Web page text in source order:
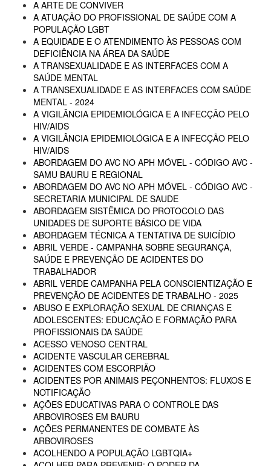
A ARTE DE CONVIVER
A ATUAÇÃO DO PROFISSIONAL DE SAÚDE COM A
POPULAÇÃO LGBT
A EQUIDADE E O ATENDIMENTO ÀS PESSOAS COM
DEFICIÊNCIA NA ÁREA DA SAÚDE
A TRANSEXUALIDADE E AS INTERFACES COM A
SAÚDE MENTAL
A TRANSEXUALIDADE E AS INTERFACES COM SAÚDE
MENTAL - 2024
A VIGILÂNCIA EPIDEMIOLÓGICA E A INFECÇÃO PELO
HIV/AIDS
A VIGILÂNCIA EPIDEMIOLÓGICA E A INFECÇÃO PELO
HIV/AIDS
ABORDAGEM DO AVC NO APH MÓVEL - CÓDIGO AVC -
SAMU BAURU E REGIONAL
ABORDAGEM DO AVC NO APH MÓVEL - CÓDIGO AVC -
SECRETARIA MUNICIPAL DE SAUDE
ABORDAGEM SISTÊMICA DO PROTOCOLO DAS
UNIDADES DE SUPORTE BÁSICO DE VIDA
ABORDAGEM TÉCNICA A TENTATIVA DE SUICÍDIO
ABRIL VERDE - CAMPANHA SOBRE SEGURANÇA,
SAÚDE E PREVENÇÃO DE ACIDENTES DO
TRABALHADOR
ABRIL VERDE CAMPANHA PELA CONSCIENTIZAÇÃO E
PREVENÇÃO DE ACIDENTES DE TRABALHO - 2025
ABUSO E EXPLORAÇÃO SEXUAL DE CRIANÇAS E
ADOLESCENTES: EDUCAÇÃO E FORMAÇÃO PARA
PROFISSIONAIS DA SAÚDE
ACESSO VENOSO CENTRAL
ACIDENTE VASCULAR CEREBRAL
ACIDENTES COM ESCORPIÃO
ACIDENTES POR ANIMAIS PEÇONHENTOS: FLUXOS E
NOTIFICAÇÃO
AÇÕES EDUCATIVAS PARA O CONTROLE DAS
ARBOVIROSES EM BAURU
AÇÕES PERMANENTES DE COMBATE ÀS
ARBOVIROSES
ACOLHENDO A POPULAÇÃO LGBTQIA+